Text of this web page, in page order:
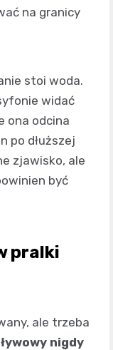
na granicy
stoi woda.
widać
ona odcina
po dłuższej
zjawisko, ale
być
pralki
ale trzeba
nigdy